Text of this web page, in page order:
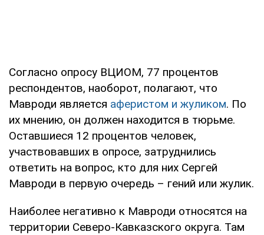
Согласно опросу ВЦИОМ, 77 процентов
респондентов, наоборот, полагают, что
Мавроди является аферистом и жуликом. По
их мнению, он должен находится в тюрьме.
Оставшиеся 12 процентов человек,
участвовавших в опросе, затруднились
ответить на вопрос, кто для них Сергей
Мавроди в первую очередь – гений или жулик.
Наиболее негативно к Мавроди относятся на
территории Северо-Кавказского округа. Там